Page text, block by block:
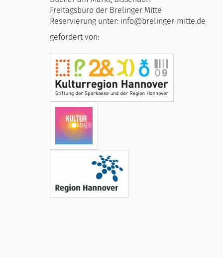
Freitagsbüro der Brelinger Mitte
Reservierung unter: info@brelinger-mitte.de
gefördert von: